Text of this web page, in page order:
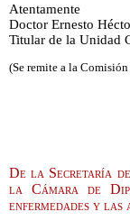
Atentamente
Doctor Ernesto
Titular de la Unidad
(Se remite a la
De la Secretaría
la Cámara de
enfermedades y